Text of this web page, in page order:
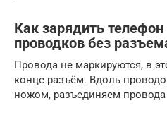
Как зарядить
проводков без
Провода не маркируются, в
конце разъём. Вдоль
ножом, разъединяем